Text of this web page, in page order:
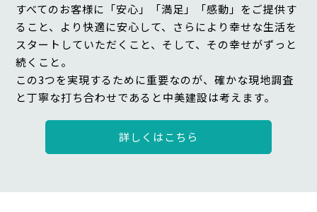
すべてのお客様に「安心」「満足」「感動」をご提供す
ること、より快適に安心して、さらにより幸せな生活を
スタートしていただくこと、そして、その幸せがずっと
続くこと。
この3つを実現するために重要なのが、確かな現地調査
と丁寧な打ち合わせであると中美建設は考えます。
詳しくはこちら